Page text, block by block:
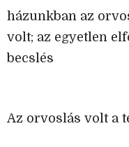
házunkban az
volt; az egyetlen
becslés
Az orvoslás volt a